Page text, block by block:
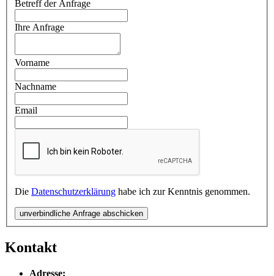
Betreff der Anfrage
Ihre Anfrage
Vorname
Nachname
Email
Die Datenschutzerklärung habe ich zur Kenntnis genommen.
unverbindliche Anfrage abschicken
Kontakt
Adresse: